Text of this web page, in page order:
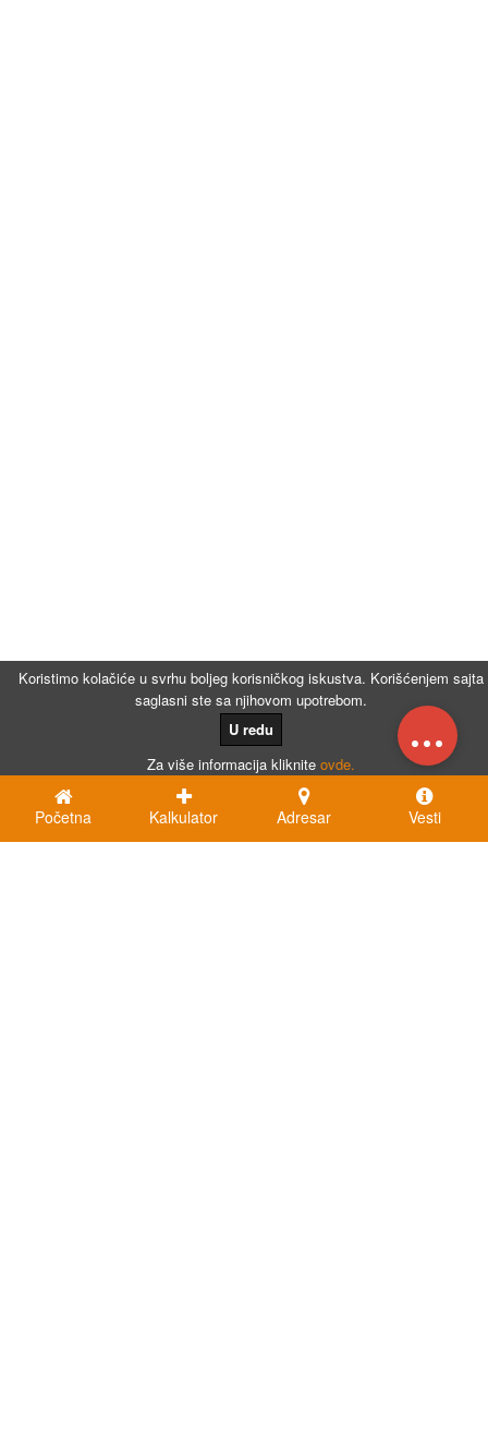
Koristimo kolačiće u svrhu boljeg korisničkog iskustva. Korišćenjem sajta
saglasni ste sa njihovom upotrebom.
U redu
Za više informacija kliknite ovde.
...
Početna Kalkulator Adresar Vesti